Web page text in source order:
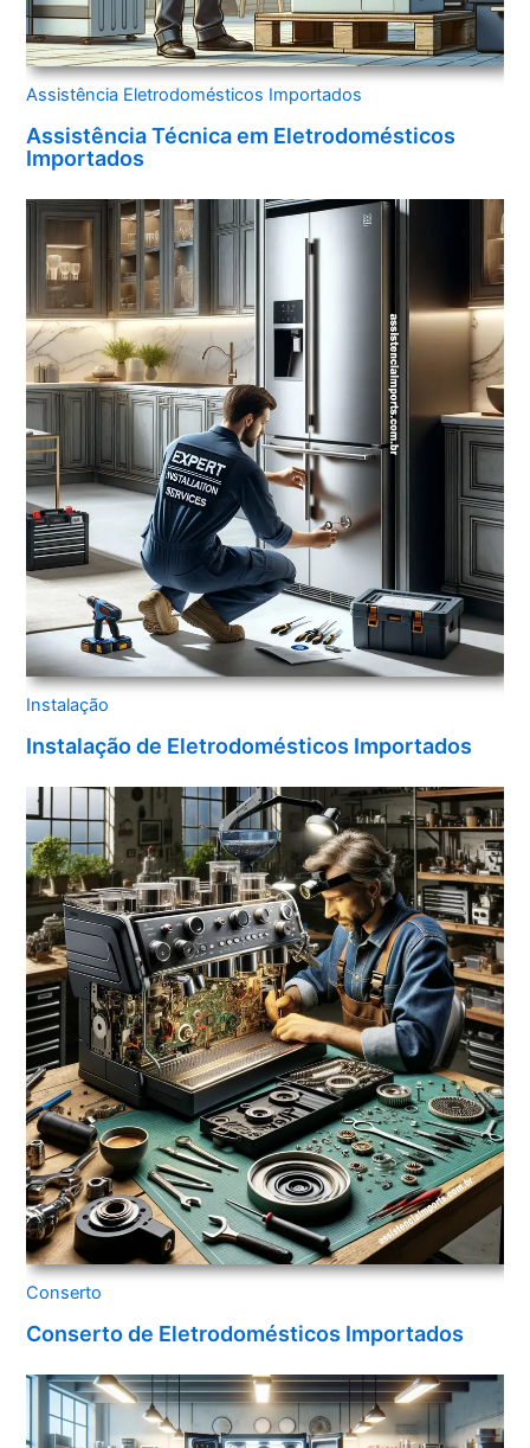
Assistência Eletrodomésticos Importados
Assistência Técnica em Eletrodomésticos
Importados
Instalação
Instalação de Eletrodomésticos Importados
Conserto
Conserto de Eletrodomésticos Importados